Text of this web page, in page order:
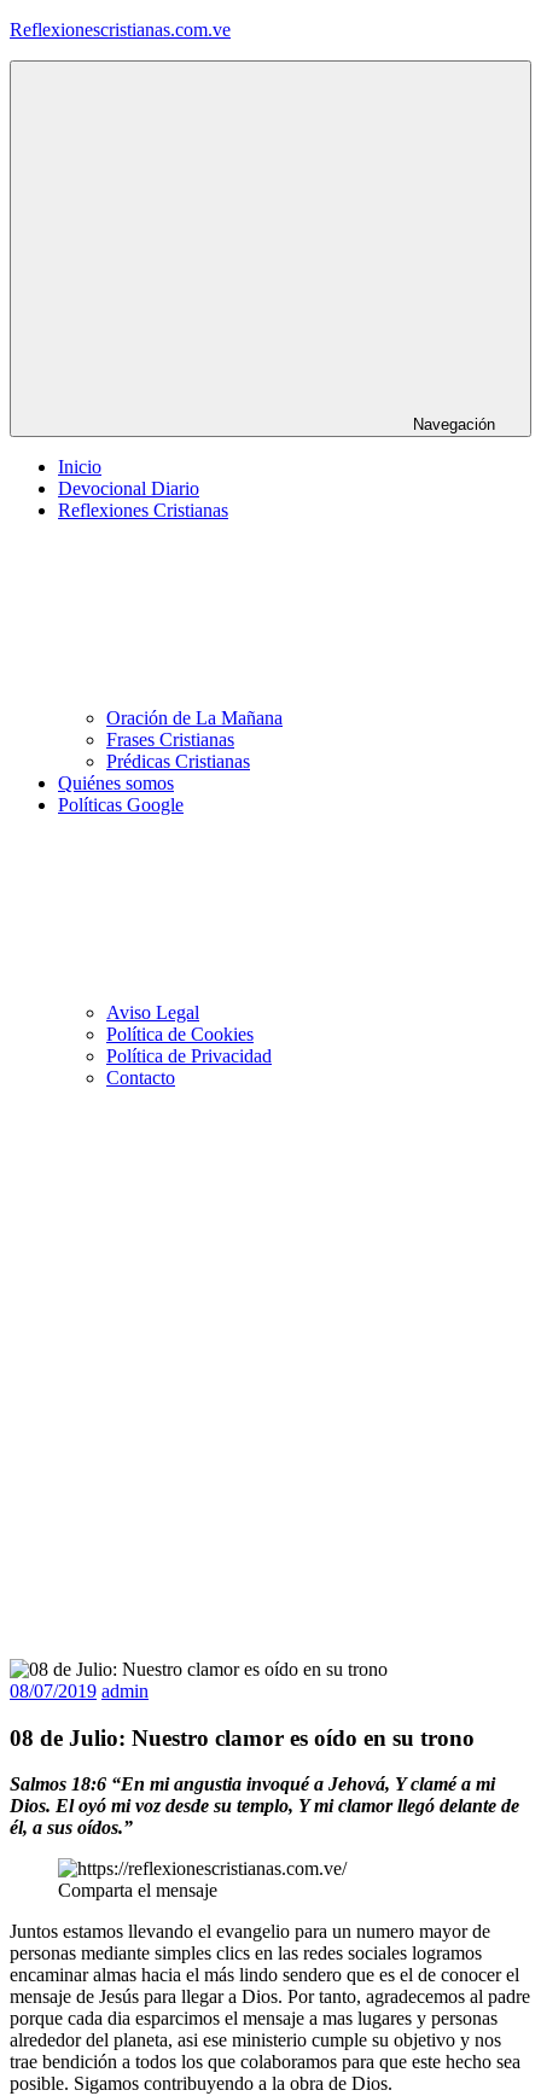
Saltar
Reflexionescristianas.com.ve
Navegación
Inicio
Devocional Diario
Reflexiones Cristianas
Oración de La Mañana
Frases Cristianas
Prédicas Cristianas
Quiénes somos
Políticas Google
Aviso Legal
Política de Cookies
Política de Privacidad
Contacto
08/07/2019 admin
08 de Julio: Nuestro clamor es oído en su trono
Salmos 18:6 “En mi angustia invoqué a Jehová, Y clamé a mi
Dios. El oyó mi voz desde su templo, Y mi clamor llegó delante de
él, a sus oídos.”
Comparta el mensaje
Juntos estamos llevando el evangelio para un numero mayor de
personas mediante simples clics en las redes sociales logramos
encaminar almas hacia el más lindo sendero que es el de conocer el
mensaje de Jesús para llegar a Dios. Por tanto, agradecemos al padre
porque cada dia esparcimos el mensaje a mas lugares y personas
alrededor del planeta, asi ese ministerio cumple su objetivo y nos
trae bendición a todos los que colaboramos para que este hecho sea
posible. Sigamos contribuyendo a la obra de Dios.